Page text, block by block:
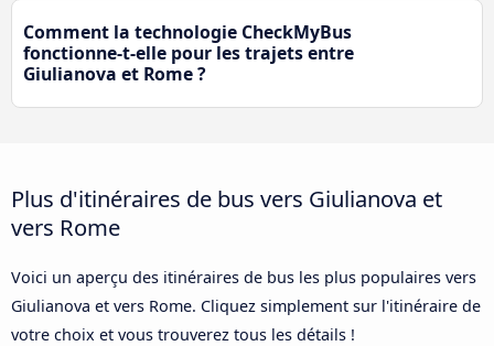
Comment la technologie CheckMyBus
fonctionne-t-elle pour les trajets entre
Giulianova et Rome ?
Plus d'itinéraires de bus vers Giulianova et
vers Rome
Voici un aperçu des itinéraires de bus les plus populaires vers
Giulianova et vers Rome. Cliquez simplement sur l'itinéraire de
votre choix et vous trouverez tous les détails !